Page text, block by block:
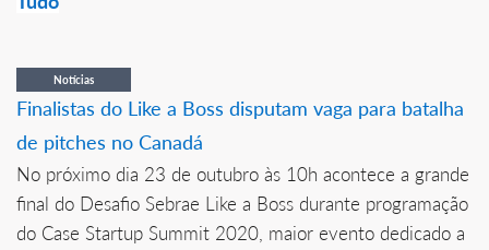
Notícias
Finalistas do Like a Boss disputam vaga para batalha
de pitches no Canadá
No próximo dia 23 de outubro às 10h acontece a grande
final do Desafio Sebrae Like a Boss durante programação
do Case Startup Summit 2020, maior evento dedicado a